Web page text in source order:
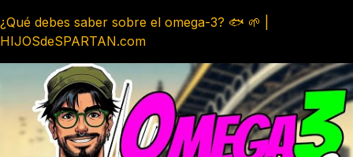
¿Qué debes saber sobre el omega-3? 🐟 🌱 |
HIJOSdeSPARTAN.com